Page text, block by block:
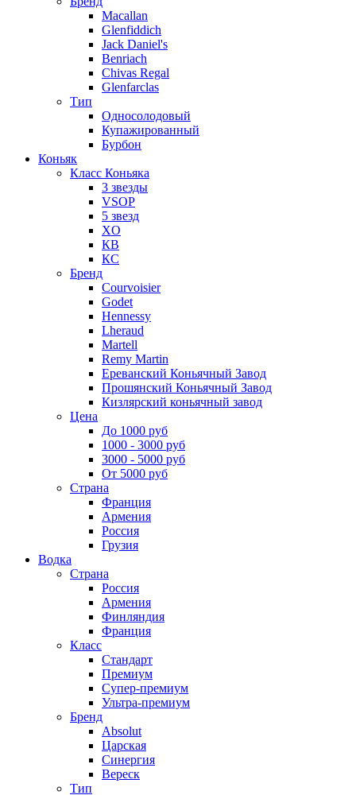
Macallan
Glenfiddich
Jack Daniel's
Benriach
Chivas Regal
Glenfarclas
Тип
Односолодовый
Купажированный
Бурбон
Коньяк
Класс Коньяка
3 звезды
VSOP
5 звезд
XO
КВ
КС
Бренд
Courvoisier
Godet
Hennessy
Lheraud
Martell
Remy Martin
Ереванский Коньячный Завод
Прошянский Коньячный Завод
Кизлярский коньячный завод
Цена
До 1000 руб
1000 - 3000 руб
3000 - 5000 руб
От 5000 руб
Страна
Франция
Армения
Россия
Грузия
Водка
Страна
Россия
Армения
Финляндия
Франция
Класс
Стандарт
Премиум
Супер-премиум
Ультра-премиум
Бренд
Absolut
Царская
Синергия
Вереск
Тип